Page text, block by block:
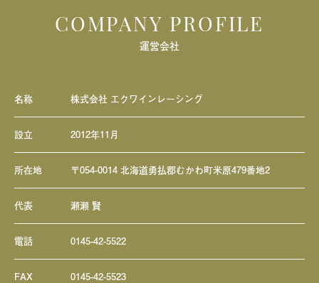
COMPANY PROFILE
運営会社
名称 株式会社 エクワインレーシング
設立 2012年11月
所在地 〒054-0014 北海道勇払郡むかわ町米原479番地2
代表 瀬瀬 賢
電話 0145-42-5522
FAX 0145-42-5523